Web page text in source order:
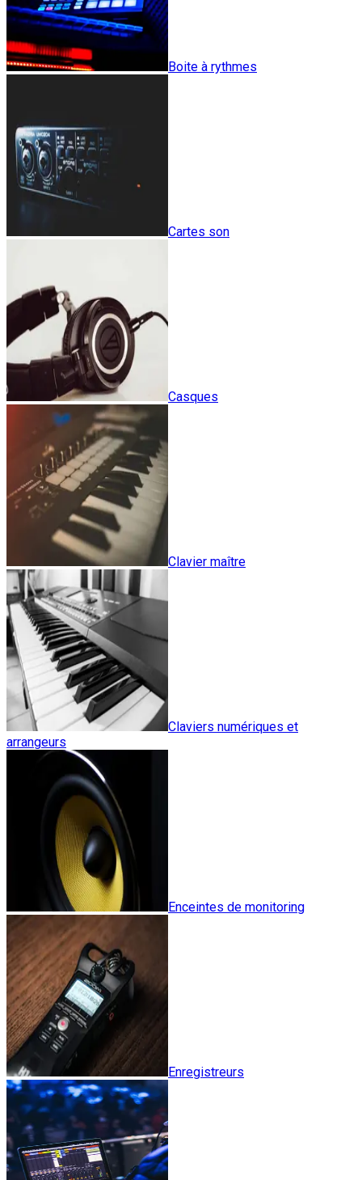
Boite à rythmes
Cartes son
Casques
Clavier maître
Claviers numériques et
arrangeurs
Enceintes de monitoring
Enregistreurs